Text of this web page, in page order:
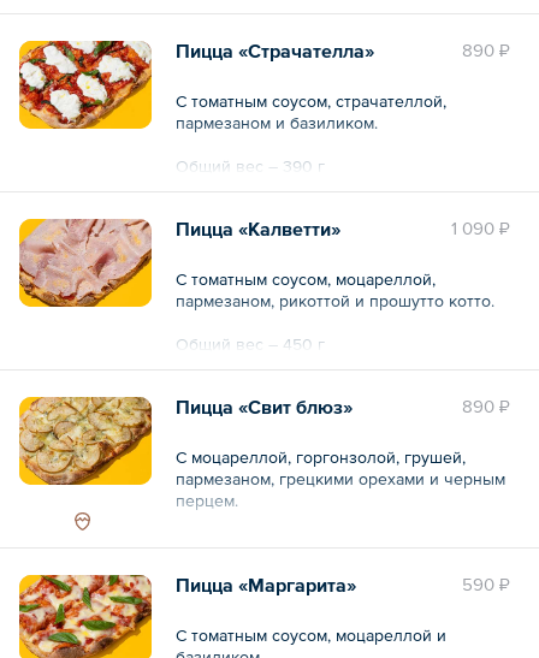
890 ₽
Пицца «Страчателла»
С томатным соусом, страчателлой,
пармезаном и базиликом.
Общий вес – 390 г
1 090 ₽
Пицца «Калветти»
С томатным соусом, моцареллой,
пармезаном, рикоттой и прошутто котто.
Общий вес – 450 г
890 ₽
Пицца «Свит блюз»
С моцареллой, горгонзолой, грушей,
пармезаном, грецкими орехами и черным
перцем.
Общий вес – 385 г
590 ₽
Пицца «Маргарита»
С томатным соусом, моцареллой и